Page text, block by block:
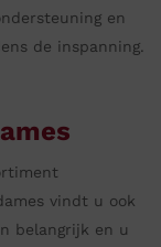
en
de inspanning.
vindt u ook
belangrijk en u